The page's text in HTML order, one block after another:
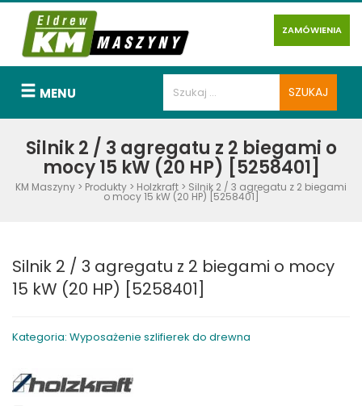
ZAMÓWIENIA
MENU
Silnik 2 / 3 agregatu z 2 biegami o
mocy 15 kW (20 HP) [5258401]
KM Maszyny > Produkty > Holzkraft > Silnik 2 / 3 agregatu z 2 biegami
o mocy 15 kW (20 HP) [5258401]
Silnik 2 / 3 agregatu z 2 biegami o mocy
15 kW (20 HP) [5258401]
Kategoria: Wyposażenie szlifierek do drewna